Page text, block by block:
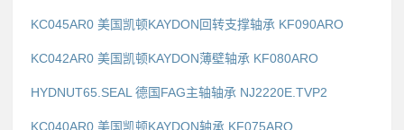
KC045AR0 美国凯顿KAYDON回转支撑轴承 KF090ARO
KC042AR0 美国凯顿KAYDON薄壁轴承 KF080ARO
HYDNUT65.SEAL 德国FAG主轴轴承 NJ2220E.TVP2
KC040AR0 美国凯顿KAYDON轴承 KF075ARO